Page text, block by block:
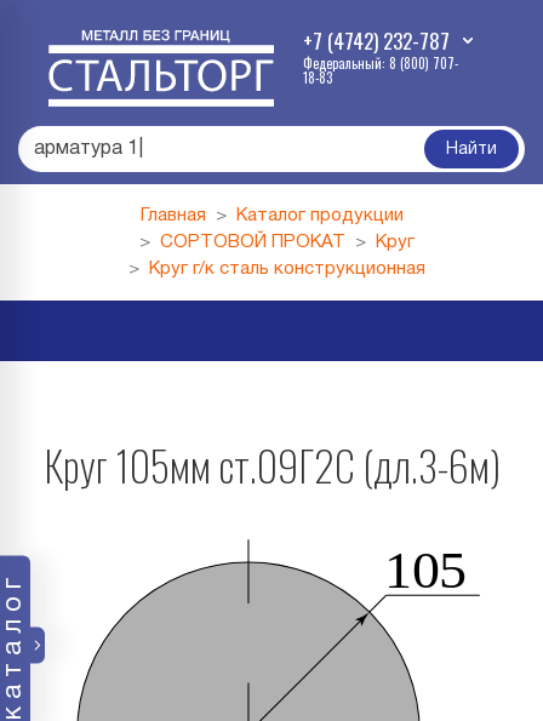
+7 (4742) 232-787
Федеральный: 8 (800) 707-
18-83
арма| Найти
каталог
Главная
Каталог продукции
СОРТОВОЙ ПРОКАТ
Круг
Круг г/к сталь конструкционная
Круг 105мм ст.09Г2С (дл.3-6м)